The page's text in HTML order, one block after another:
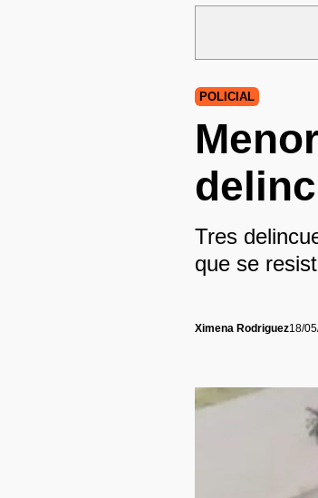
POLICIAL
Tres
que se
Ximena Rodriguez18/